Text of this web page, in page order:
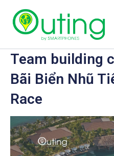
Team building
Bãi Biển Nhũ
Race